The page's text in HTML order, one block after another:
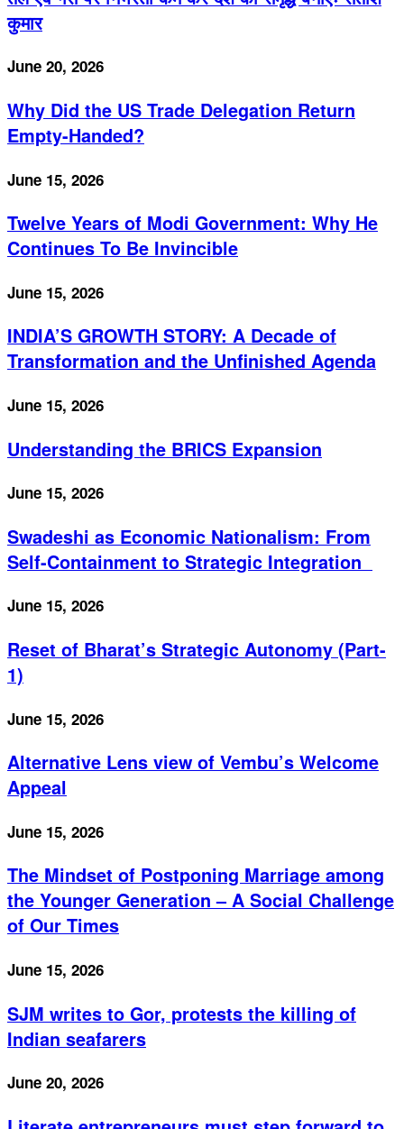
कुमार
June 20, 2026
Why Did the US Trade Delegation Return
Empty-Handed?
June 15, 2026
Twelve Years of Modi Government: Why He
Continues To Be Invincible
June 15, 2026
INDIA’S GROWTH STORY: A Decade of
Transformation and the Unfinished Agenda
June 15, 2026
Understanding the BRICS Expansion
June 15, 2026
Swadeshi as Economic Nationalism: From
Self-Containment to Strategic Integration
June 15, 2026
Reset of Bharat’s Strategic Autonomy (Part-
1)
June 15, 2026
Alternative Lens view of Vembu’s Welcome
Appeal
June 15, 2026
The Mindset of Postponing Marriage among
the Younger Generation – A Social Challenge
of Our Times
June 15, 2026
SJM writes to Gor, protests the killing of
Indian seafarers
June 20, 2026